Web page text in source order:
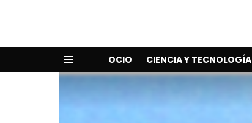
OCIO CIENCIA Y TECNOLOGÍA